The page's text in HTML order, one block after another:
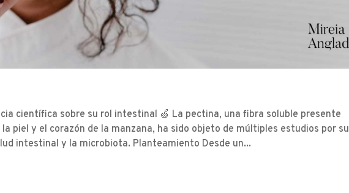
científica sobre su rol intestinal 🍏 La pectina, una fibra soluble presente
piel y el corazón de la manzana, ha sido objeto de múltiples estudios por su
intestinal y la microbiota. Planteamiento Desde un...